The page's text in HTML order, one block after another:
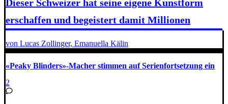
Dieser Schweizer hat seine eigene Kunstform
erschaffen und begeistert damit Millionen
von Lucas Zollinger, Emanuella Kälin
«Peaky Blinders»-Macher stimmen auf Serienfortsetzung ein
2